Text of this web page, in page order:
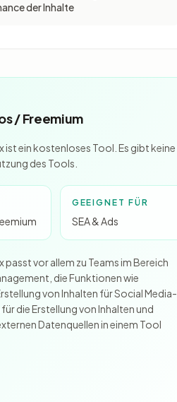
der Inhalte
/ Freemium
ist ein kostenloses Tool. Es gibt keine
des Tools.
GEEIGNET FÜR
SEA & Ads
passt vor allem zu Teams im Bereich
die Funktionen wie
von Inhalten für Social Media-
die Erstellung von Inhalten und
Datenquellen in einem Tool